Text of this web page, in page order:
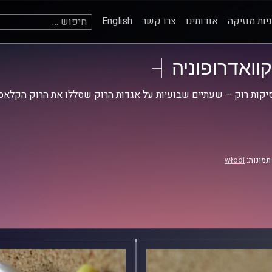
מוזיקה אודותינו צרו קשר English חיפוש:
קוואדרופוניה
רוק – שעתיים שבועיות על אגדות הרוק שסללו את הרוק
włodi